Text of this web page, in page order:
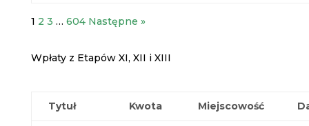
1 2 3 … 604 Następne »
Wpłaty z Etapów XI, XII i XIII
Tytuł Kwota Miejscowość